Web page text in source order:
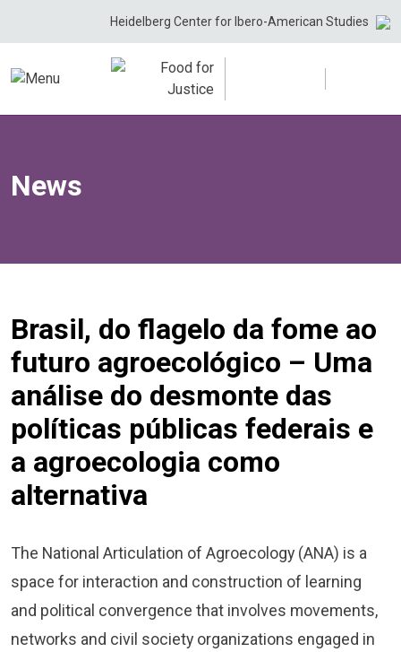
Heidelberg Center for Ibero-American Studies
News
Brasil, do flagelo da fome ao
futuro agroecológico – Uma
análise do desmonte das
políticas públicas federais e
a agroecologia como
alternativa
The National Articulation of Agroecology (ANA) is a
space for interaction and construction of learning
and political convergence that involves movements,
networks and civil society organizations engaged in